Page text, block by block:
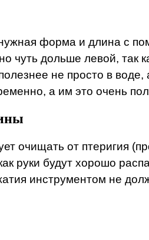
форма и длина с
чуть дольше левой, так
не просто в
а им это очень
очищать от птеригия
руки будут хорошо
инструментом не